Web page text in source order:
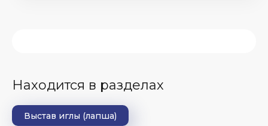
Находится в разделах
Выстав иглы (лапша)